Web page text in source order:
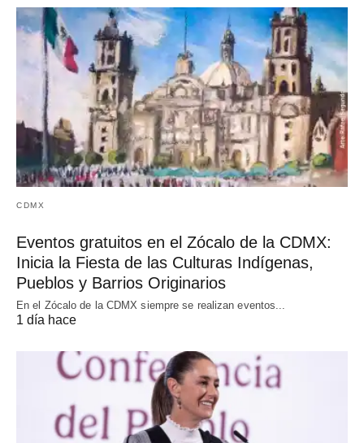
CDMX
Eventos gratuitos en el Zócalo de la CDMX:
Inicia la Fiesta de las Culturas Indígenas,
Pueblos y Barrios Originarios
En el Zócalo de la CDMX siempre se realizan eventos...
1 día hace